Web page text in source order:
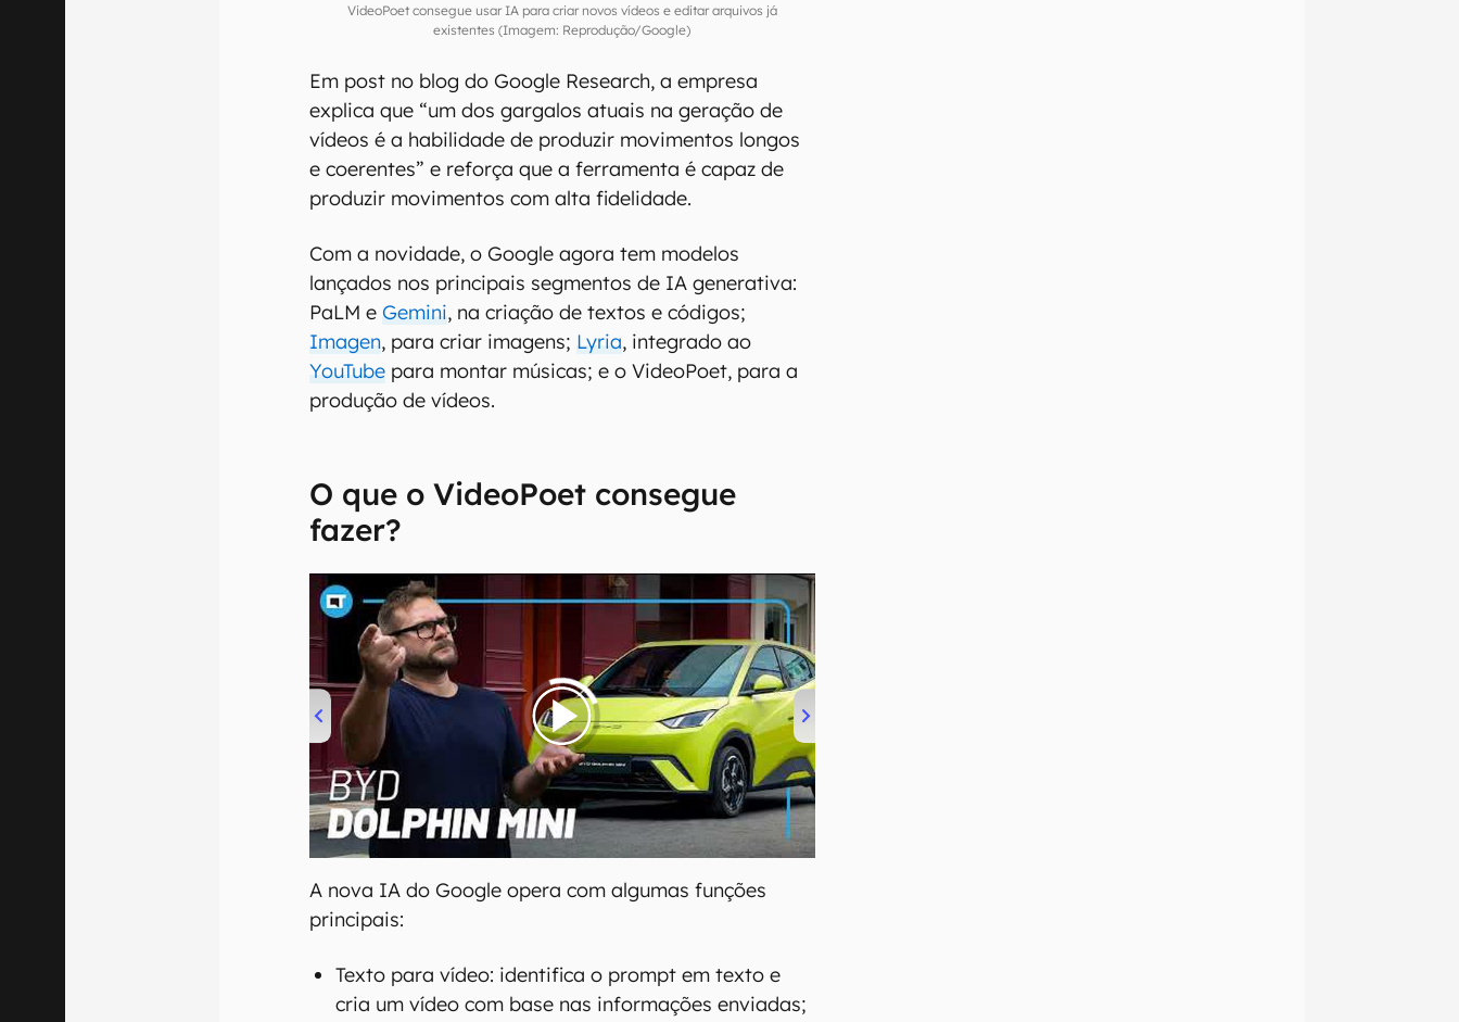
VideoPoet consegue usar IA para criar novos vídeos e editar arquivos já
existentes (Imagem: Reprodução/Google)
Em post no blog do Google Research, a empresa
explica que “um dos gargalos atuais na geração de
vídeos é a habilidade de produzir movimentos longos
e coerentes” e reforça que a ferramenta é capaz de
produzir movimentos com alta fidelidade.
Com a novidade, o Google agora tem modelos
lançados nos principais segmentos de IA generativa:
PaLM eGemini, na criação de textos e códigos;
Imagen, para criar imagens; Lyria, integrado ao
YouTube para montar músicas; e o VideoPoet, para a
produção de vídeos.
O que o VideoPoet consegue
fazer?
00:00/04:07
A nova IA do Google opera com algumas funções
principais:
Texto para vídeo: identifica o prompt em texto e
cria um vídeo com base nas informações enviadas;